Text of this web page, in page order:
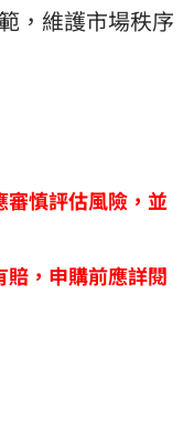
，維護市場秩序
慎評估風險，並
賠，申購前應詳閱